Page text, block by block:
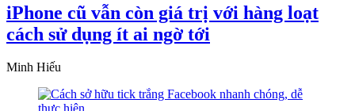
iPhone cũ vẫn còn giá trị với hàng loạt
cách sử dụng ít ai ngờ tới
Minh Hiếu